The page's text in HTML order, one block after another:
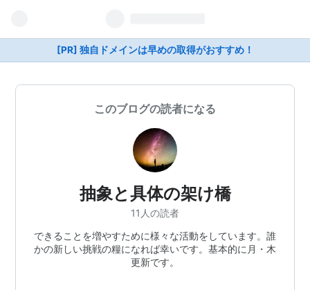
[PR] 独自ドメインは早めの取得がおすすめ！
このブログの読者になる
抽象と具体の架け橋
11人の読者
できることを増やすために様々な活動をしています。誰
かの新しい挑戦の糧になれば幸いです。基本的に月・木
更新です。